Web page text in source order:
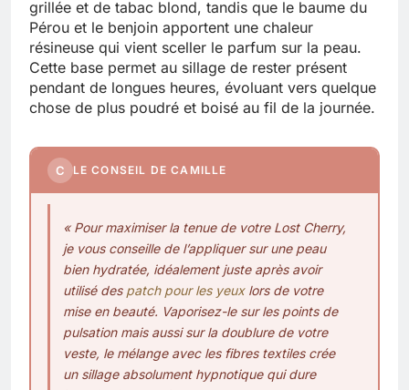
grillée et de tabac blond, tandis que le baume du
Pérou et le benjoin apportent une chaleur
résineuse qui vient sceller le parfum sur la peau.
Cette base permet au sillage de rester présent
pendant de longues heures, évoluant vers quelque
chose de plus poudré et boisé au fil de la journée.
C LE CONSEIL DE CAMILLE
« Pour maximiser la tenue de votre Lost Cherry,
je vous conseille de l’appliquer sur une peau
bien hydratée, idéalement juste après avoir
utilisé des patch pour les yeuxlors de votre
mise en beauté. Vaporisez-le sur les points de
pulsation mais aussi sur la doublure de votre
veste, le mélange avec les fibres textiles crée
un sillage absolument hypnotique qui dure